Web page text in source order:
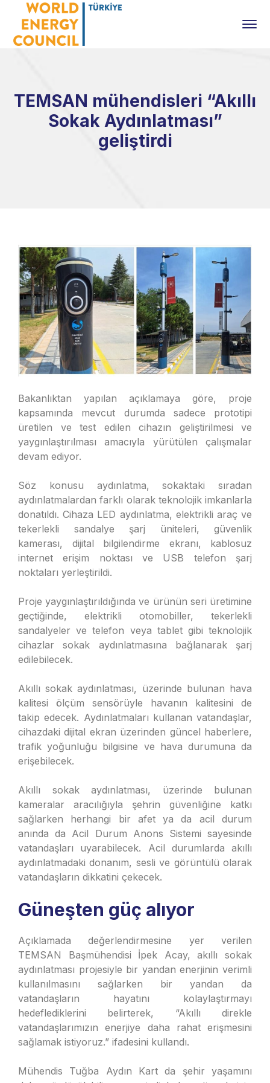
TEMSAN mühendisleri “Akıllı
Sokak Aydınlatması”
geliştirdi
Bakanlıktan yapılan açıklamaya göre, proje
kapsamında mevcut durumda sadece prototipi
üretilen ve test edilen cihazın geliştirilmesi ve
yaygınlaştırılması amacıyla yürütülen çalışmalar
devam ediyor.
Söz konusu aydınlatma, sokaktaki sıradan
aydınlatmalardan farklı olarak teknolojik imkanlarla
donatıldı. Cihaza LED aydınlatma, elektrikli araç ve
tekerlekli sandalye şarj üniteleri, güvenlik
kamerası, dijital bilgilendirme ekranı, kablosuz
internet erişim noktası ve USB telefon şarj
noktaları yerleştirildi.
Proje yaygınlaştırıldığında ve ürünün seri üretimine
geçtiğinde, elektrikli otomobiller, tekerlekli
sandalyeler ve telefon veya tablet gibi teknolojik
cihazlar sokak aydınlatmasına bağlanarak şarj
edilebilecek.
Akıllı sokak aydınlatması, üzerinde bulunan hava
kalitesi ölçüm sensörüyle havanın kalitesini de
takip edecek. Aydınlatmaları kullanan vatandaşlar,
cihazdaki dijital ekran üzerinden güncel haberlere,
trafik yoğunluğu bilgisine ve hava durumuna da
erişebilecek.
Akıllı sokak aydınlatması, üzerinde bulunan
kameralar aracılığıyla şehrin güvenliğine katkı
sağlarken herhangi bir afet ya da acil durum
anında da Acil Durum Anons Sistemi sayesinde
vatandaşları uyarabilecek. Acil durumlarda akıllı
aydınlatmadaki donanım, sesli ve görüntülü olarak
vatandaşların dikkatini çekecek.
Güneşten güç alıyor
Açıklamada değerlendirmesine yer verilen
TEMSAN Başmühendisi İpek Acay, akıllı sokak
aydınlatması projesiyle bir yandan enerjinin verimli
kullanılmasını sağlarken bir yandan da
vatandaşların hayatını kolaylaştırmayı
hedeflediklerini belirterek, “Akıllı direkle
vatandaşlarımızın enerjiye daha rahat erişmesini
sağlamak istiyoruz.” ifadesini kullandı.
Mühendis Tuğba Aydın Kart da şehir yaşamını